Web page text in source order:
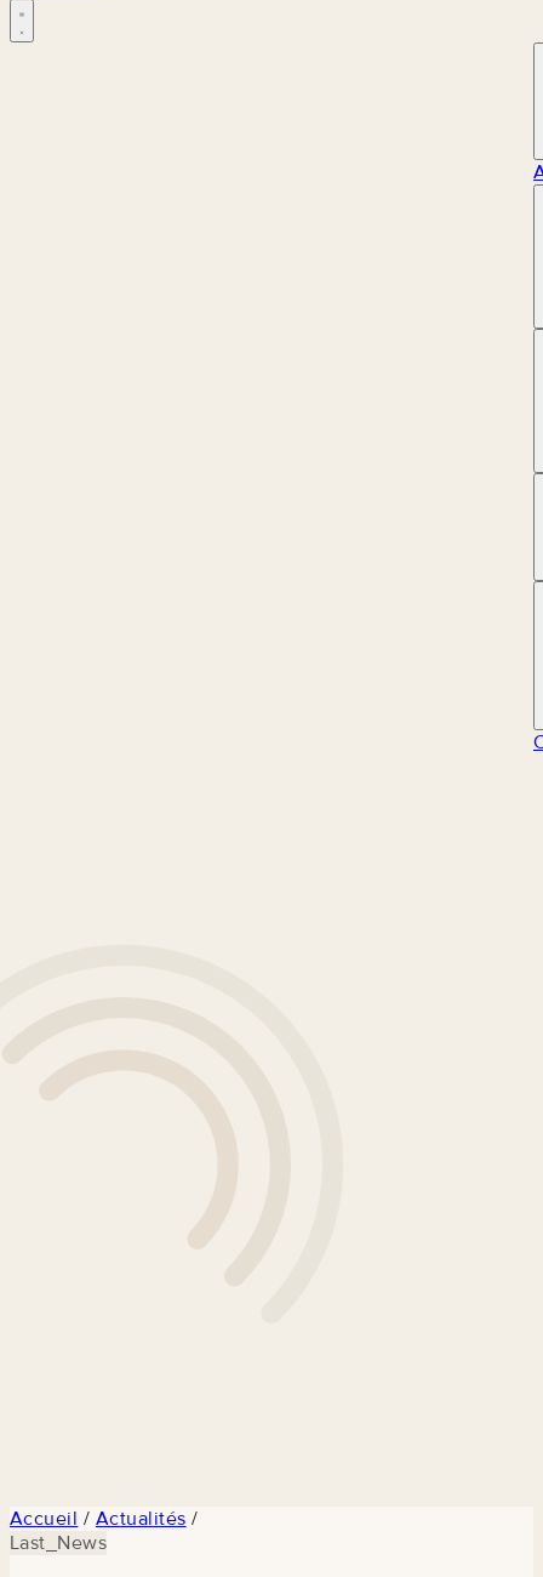
Accueil / Actualités /
Last_News